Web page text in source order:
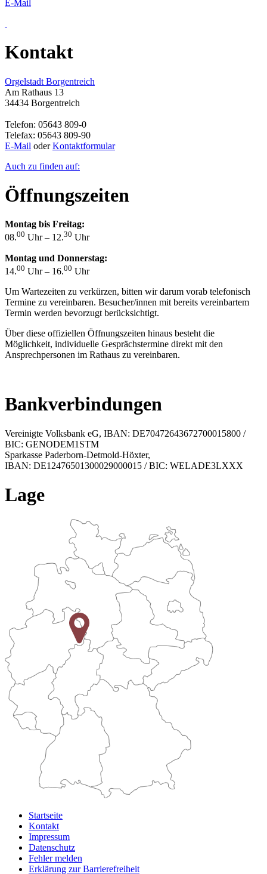
E-Mail
Kontakt
Orgelstadt Borgentreich
Am Rathaus 13
34434 Borgentreich
Telefon: 05643 809-0
Telefax: 05643 809-90
E-Mail oderKontaktformular
Auch zu finden auf:
Öffnungszeiten
Montag bis Freitag:
08.00 Uhr – 12.30 Uhr
Montag und Donnerstag:
14.00 Uhr – 16.00 Uhr
Um Wartezeiten zu verkürzen, bitten wir darum vorab telefonisch
Termine zu vereinbaren. Besucher/innen mit bereits vereinbartem
Termin werden bevorzugt berücksichtigt.
Über diese offiziellen Öffnungszeiten hinaus besteht die
Möglichkeit, individuelle Gesprächstermine direkt mit den
Ansprechpersonen im Rathaus zu vereinbaren.
Bankverbindungen
Vereinigte Volksbank eG, IBAN: DE70472643672700015800 /
BIC: GENODEM1STM
Sparkasse Paderborn-Detmold-Höxter,
IBAN: DE12476501300029000015 / BIC: WELADE3LXXX
Lage
Startseite
Kontakt
Impressum
Datenschutz
Fehler melden
Erklärung zur Barrierefreiheit